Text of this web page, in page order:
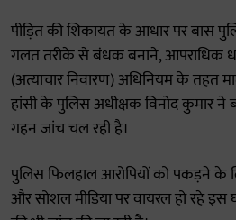
पीड़ित की शिकायत के आधार पर बास
गलत तरीके से बंधक बनाने, आपराधिक
(अत्याचार निवारण) अधिनियम के तहत
हांसी के पुलिस अधीक्षक विनोद कुमार ने
गहन जांच चल रही है।
पुलिस फिलहाल आरोपियों को पकड़ने के
और सोशल मीडिया पर वायरल हो रहे इस